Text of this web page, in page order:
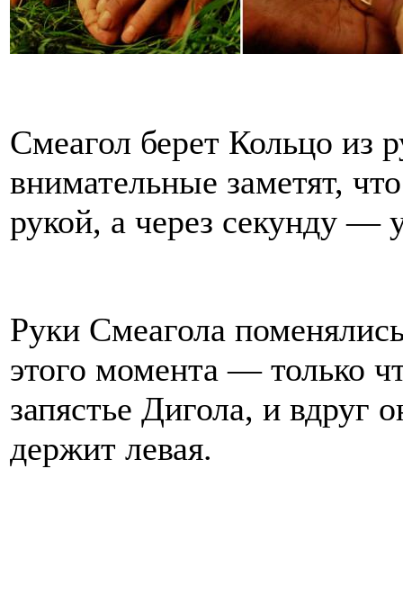
Смеагол берет Кольцо из
внимательные заметят,
рукой, а через секунду —
Руки Смеагола
этого момента — только
запястье Дигола, и вдруг
держит левая.